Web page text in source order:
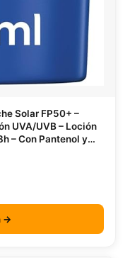
Solar FP50+ –
UVA/UVB – Loción
– Con Pantenol y
→